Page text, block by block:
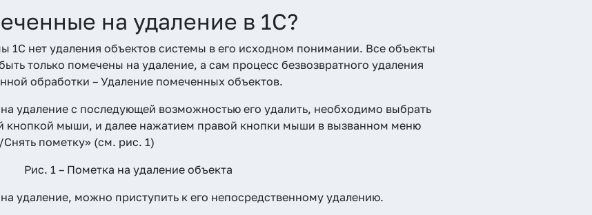
на удаление в 1С?
1С нет удаления объектов системы в его исходном понимании. Все объекты
только помечены на удаление, а сам процесс безвозвратного удаления
обработки – Удаление помеченных объектов.
удаление с последующей возможностью его удалить, необходимо выбрать
кнопкой мыши, и далее нажатием правой кнопки мыши в вызванном меню
пометку» (см. рис. 1)
Рис. 1 – Пометка на удаление объекта
удаление, можно приступить к его непосредственному удалению.